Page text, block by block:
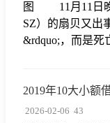
图 11月11日晚
SZ）的扇贝又出
&rdquo;，而是
2019年10大小额
2026-02-06 43